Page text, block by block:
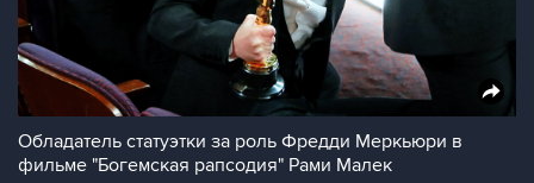
Обладатель статуэтки за роль Фредди Меркьюри в
фильме "Богемская рапсодия" Рами Малек